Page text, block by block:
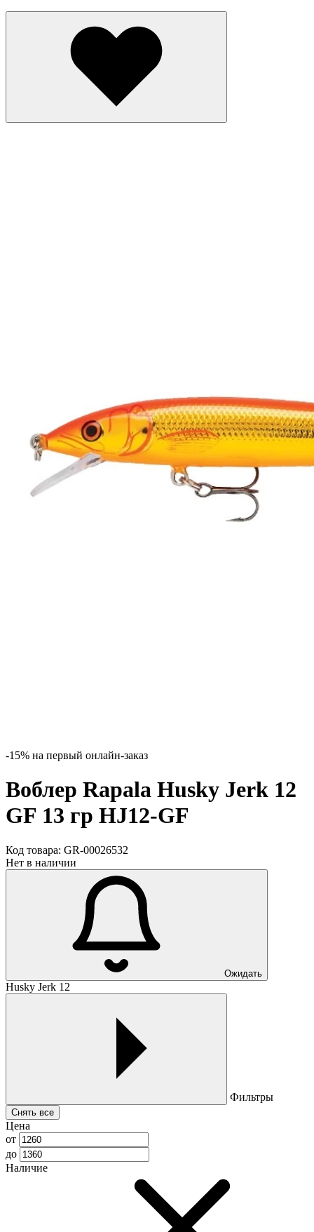
-15% на первый онлайн-заказ
Воблер Rapala Husky Jerk 12
GF 13 гр HJ12-GF
Код товара: GR-00026532
Нет в наличии
Ожидать
Husky Jerk 12
Фильтры
Снять все
Цена
от
до
Наличие